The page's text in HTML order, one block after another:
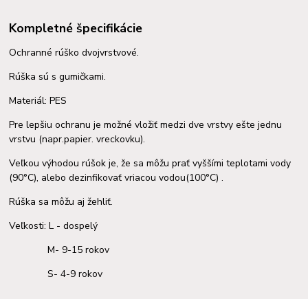
Kompletné špecifikácie
Ochranné rúško dvojvrstvové.
Rúška sú s gumičkami.
Materiál: PES
Pre lepšiu ochranu je možné vložiť medzi dve vrstvy ešte jednu
vrstvu (napr.papier. vreckovku).
Veľkou výhodou rúšok je, že sa môžu prať vyššími teplotami vody
(90°C), alebo dezinfikovať vriacou vodou(100°C) .
Rúška sa môžu aj žehliť.
Veľkosti: L - dospelý
M- 9-15 rokov
S- 4-9 rokov